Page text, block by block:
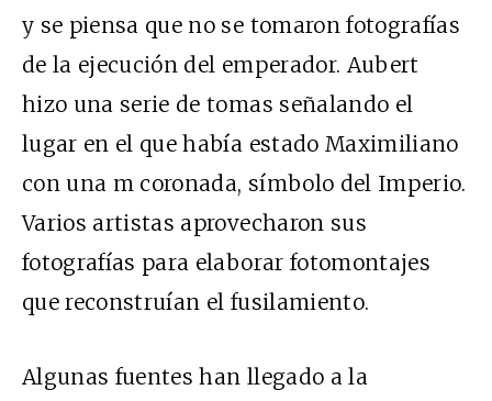
y se piensa que no se tomaron fotografías
de la ejecución del emperador. Aubert
hizo una serie de tomas señalando el
lugar en el que había estado Maximiliano
con una m coronada, símbolo del Imperio.
Varios artistas aprovecharon sus
fotografías para elaborar fotomontajes
que reconstruían el fusilamiento.
Algunas fuentes han llegado a la